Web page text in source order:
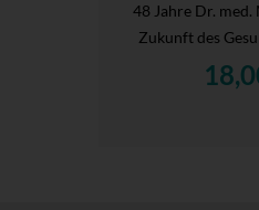
48 Jahre Dr. med.
Zukunft des